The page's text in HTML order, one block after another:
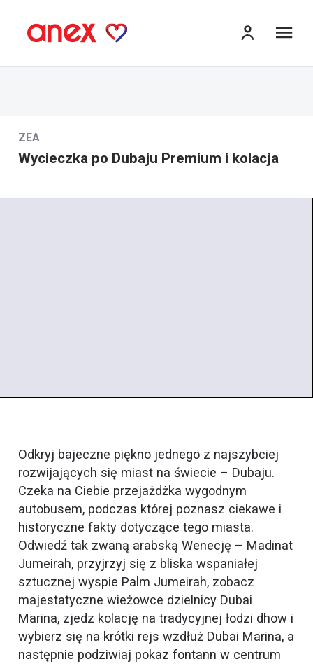
ZEA
Wycieczka po Dubaju Premium i kolacja
Odkryj bajeczne piękno jednego z najszybciej
rozwijających się miast na świecie – Dubaju.
Czeka na Ciebie przejażdżka wygodnym
autobusem, podczas której poznasz ciekawe i
historyczne fakty dotyczące tego miasta.
Odwiedź tak zwaną arabską Wenecję – Madinat
Jumeirah, przyjrzyj się z bliska wspaniałej
sztucznej wyspie Palm Jumeirah, zobacz
majestatyczne wieżowce dzielnicy Dubai
Marina, zjedz kolację na tradycyjnej łodzi dhow i
wybierz się na krótki rejs wzdłuż Dubai Marina, a
następnie podziwiaj pokaz fontann w centrum